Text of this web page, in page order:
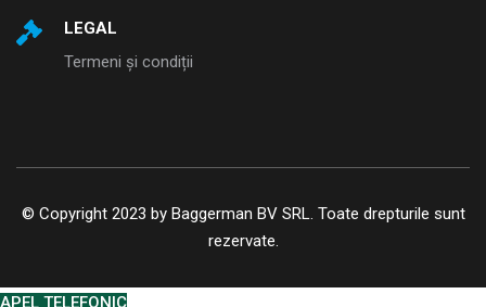
LEGAL
Termeni și condiții
© Copyright 2023 by Baggerman BV SRL. Toate drepturile sunt
rezervate.
APEL TELEFONIC